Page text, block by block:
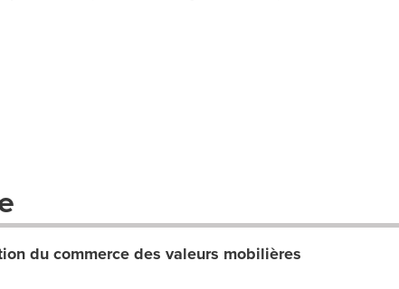
du commerce des valeurs mobilières